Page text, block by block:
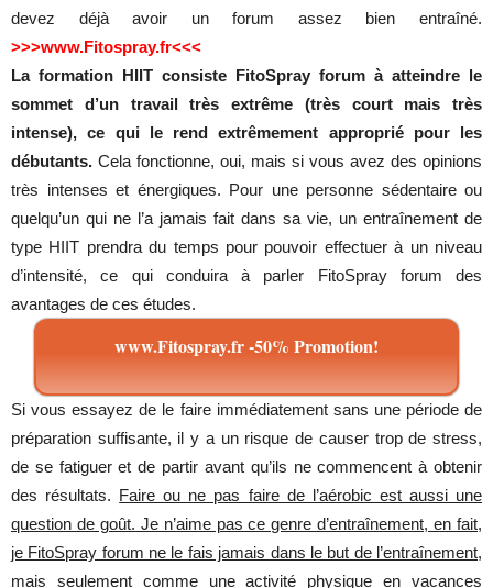
devez déjà avoir un forum assez bien entraîné.
>>>www.Fitospray.fr<<<
La formation HIIT consiste FitoSpray forum à atteindre le
sommet d’un travail très extrême (très court mais très
intense), ce qui le rend extrêmement approprié pour les
débutants. Cela fonctionne, oui, mais si vous avez des opinions
très intenses et énergiques. Pour une personne sédentaire ou
quelqu’un qui ne l’a jamais fait dans sa vie, un entraînement de
type HIIT prendra du temps pour pouvoir effectuer à un niveau
d’intensité, ce qui conduira à parler FitoSpray forum des
avantages de ces études.
www.Fitospray.fr -50% Promotion!
Si vous essayez de le faire immédiatement sans une période de
préparation suffisante, il y a un risque de causer trop de stress,
de se fatiguer et de partir avant qu’ils ne commencent à obtenir
des résultats. Faire ou ne pas faire de l’aérobic est aussi une
question de goût. Je n’aime pas ce genre d’entraînement, en fait,
je FitoSpray forum ne le fais jamais dans le but de l’entraînement,
mais seulement comme une activité physique en vacances